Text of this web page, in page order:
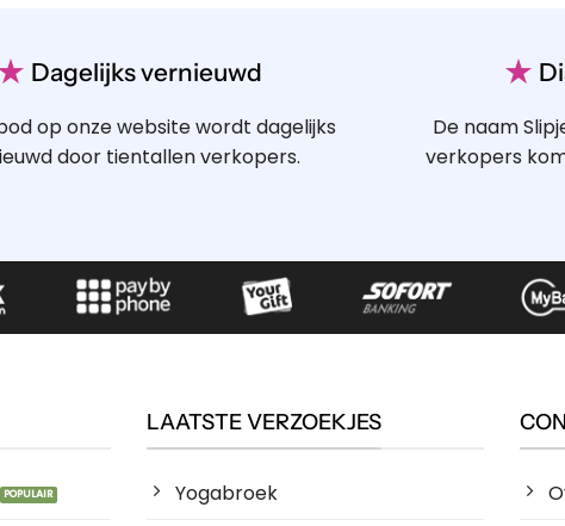
Dagelijks vernieuwd
op onze website wordt dagelijks
door tientallen verkopers.
★
De naam
verkopers
LAATSTE VERZOEKJES
Yogabroek